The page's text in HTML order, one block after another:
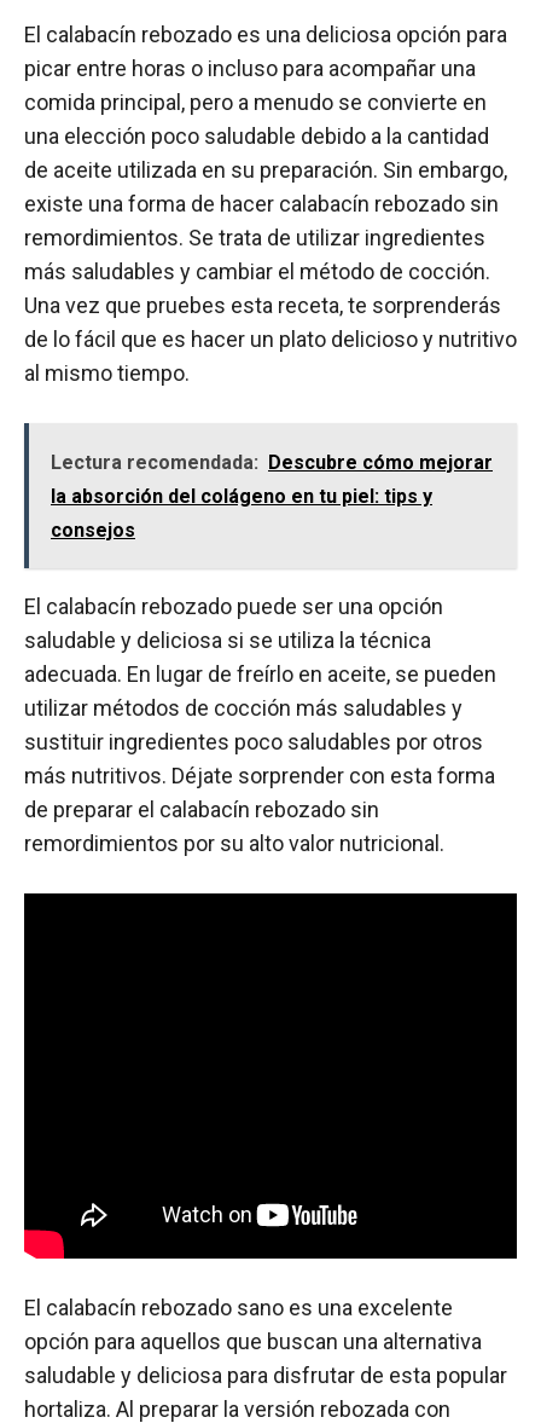
El calabacín rebozado es una deliciosa opción para
picar entre horas o incluso para acompañar una
comida principal, pero a menudo se convierte en
una elección poco saludable debido a la cantidad
de aceite utilizada en su preparación. Sin embargo,
existe una forma de hacer calabacín rebozado sin
remordimientos. Se trata de utilizar ingredientes
más saludables y cambiar el método de cocción.
Una vez que pruebes esta receta, te sorprenderás
de lo fácil que es hacer un plato delicioso y nutritivo
al mismo tiempo.
Lectura recomendada: Descubre cómo mejorar
la absorción del colágeno en tu piel: tips y
consejos
El calabacín rebozado puede ser una opción
saludable y deliciosa si se utiliza la técnica
adecuada. En lugar de freírlo en aceite, se pueden
utilizar métodos de cocción más saludables y
sustituir ingredientes poco saludables por otros
más nutritivos. Déjate sorprender con esta forma
de preparar el calabacín rebozado sin
remordimientos por su alto valor nutricional.
El calabacín rebozado sano es una excelente
opción para aquellos que buscan una alternativa
saludable y deliciosa para disfrutar de esta popular
hortaliza. Al preparar la versión rebozada con